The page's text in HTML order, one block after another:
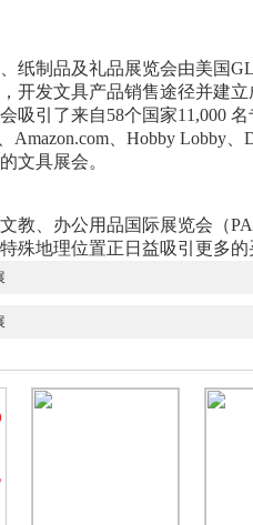
纸制品及礼品展览会由美国
开发文具产品销售途径并建
吸引了来自58个国家11,000
Amazon.com、Hobby Lobby、
文具展会。
教、办公用品国际展览会（
殊地理位置正日益吸引更多